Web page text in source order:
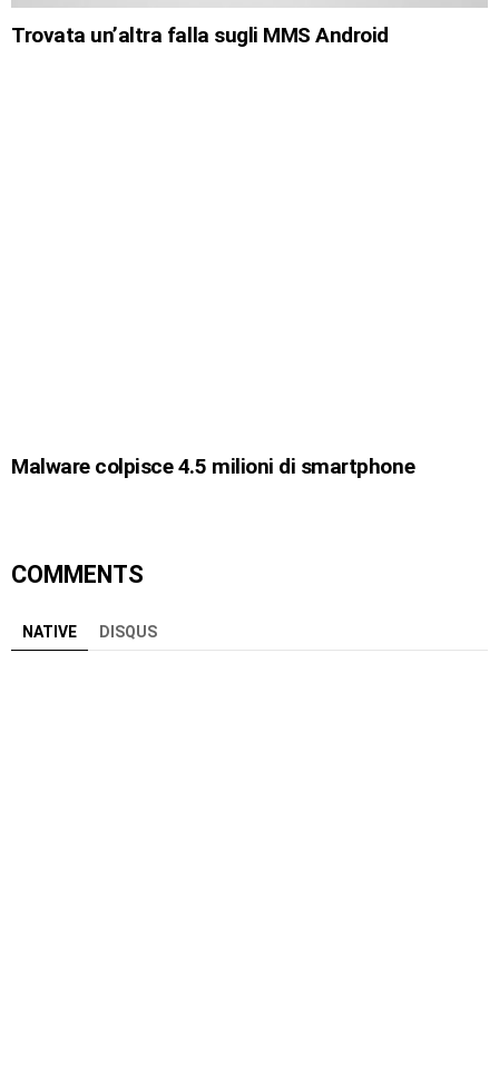
Trovata un’altra falla sugli MMS Android
Malware colpisce 4.5 milioni di smartphone
COMMENTS
NATIVE DISQUS